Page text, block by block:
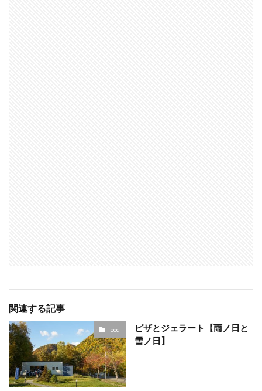
関連する記事
food
ピザとジェラート【雨ノ日と
雪ノ日】